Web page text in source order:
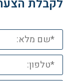
לקבלת